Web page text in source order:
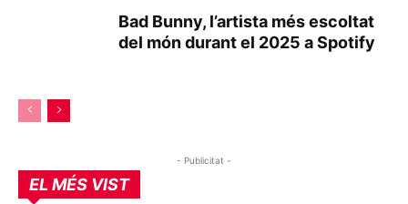
Bad Bunny, l’artista més escoltat
del món durant el 2025 a Spotify
- Publicitat -
EL MÉS VIST